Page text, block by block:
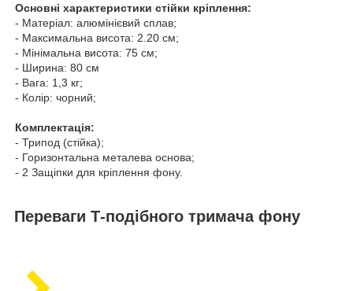
Основні характеристики стійки кріплення:
- Матеріал: алюмінієвий сплав;
- Максимальна висота: 2.20 см;
- Мінімальна висота: 75 см;
- Ширина: 80 см
- Вага: 1,3 кг;
- Колір: чорний;
Комплектація:
- Трипод (стійка);
- Горизонтальна металева основа;
- 2 Защіпки для кріплення фону.
Переваги Т-подібного тримача фону